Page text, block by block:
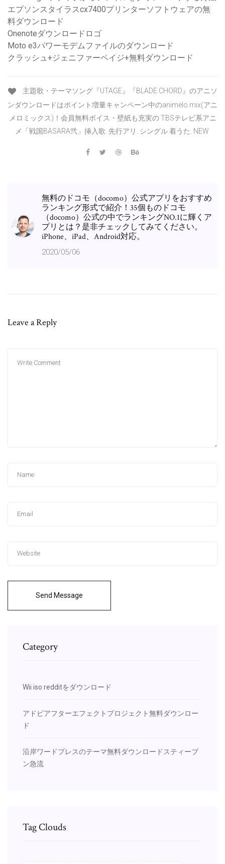
エプソンスタイラスcx7400プリンターソフトウェアの無
料ダウンロード
Onenoteダウンロードロゴ
Moto e3パワーモデムファイルのダウンロード
クラッシュ+ジェニファーペイジ+無料ダウンロード
主題歌・テーマソング『UTAGE』『BLADE CHORD』のアニソ
ンダウンロードはポイント増量キャンペーン中のanimelo mix(アニ
メロミックス)！会員無料ボイス・壁紙も充実の TBSテレビ系アニ
メ「戦国BASARA弐」挿入歌. 先行アリ. シングル 着うた. NEW
無料のドコモ（docomo）公式アプリをおすすめ
ランキング形式で紹介！35個ものドコモ
（docomo）公式の中でランキングNO.1に輝くア
プリとは？是非チェックしてみてください。
iPhone、iPad、Android対応。
2020/05/06
Leave a Reply
Send Message
Category
Wii iso redditをダウンロード
アドビアフターエフェクトプロジェクト無料ダウンロー
ド
沿岸ワードプレスのテーマ無料ダウンロードスティーブ
ン急流
Tag Clouds